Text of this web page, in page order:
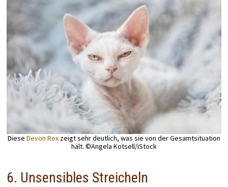
Diese Devon Rexzeigt sehr deutlich, was sie von der Gesamtsituation
hält. ©Angela Kotsell/iStock
6. Unsensibles Streicheln